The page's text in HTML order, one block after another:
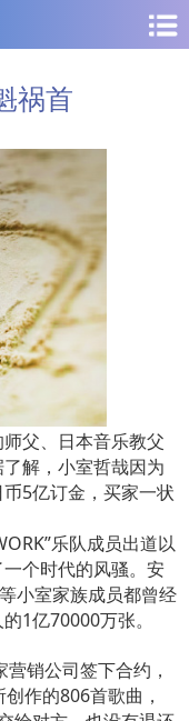
祸首
父、日本音乐教父
解，小室哲哉因为
5亿订金，买家一状
乐队成员出道以
个时代的风骚。安
小室家族成员都曾经
1亿70000万张。
销公司签下合约，
作的806首歌曲，